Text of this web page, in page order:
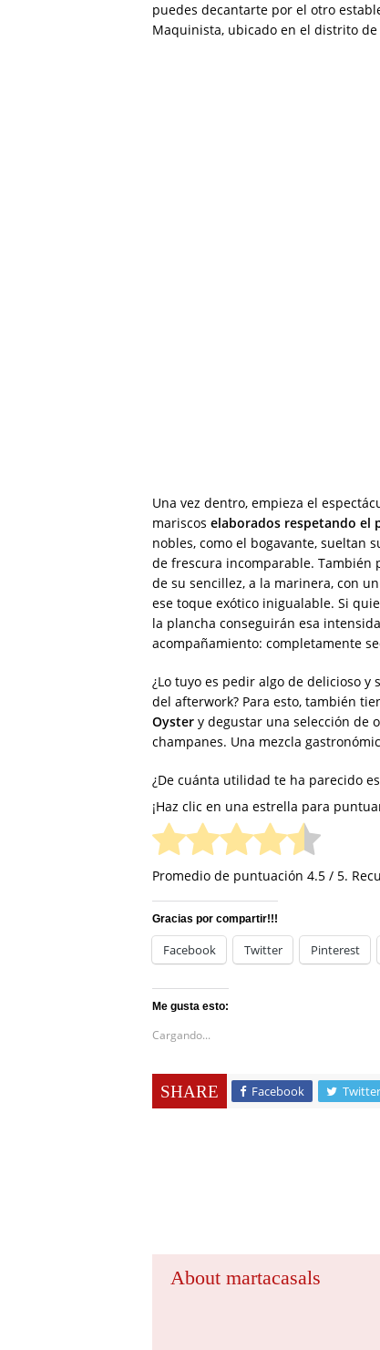
puedes decantarte por el otro
Maquinista, ubicado en el distrito de
Una vez dentro, empieza el
mariscos elaborados respetando el
nobles, como el bogavante, sueltan
de frescura incomparable. También
de su sencillez, a la marinera, con
ese toque exótico inigualable. Si
la plancha conseguirán esa
acompañamiento: completamente
¿Lo tuyo es pedir algo de delicioso
del afterwork? Para esto, también
Oyster y degustar una selección de
champanes. Una mezcla
¿De cuánta utilidad te ha parecido
¡Haz clic en una estrella para
Promedio de puntuación 4.5 / 5.
Gracias por compartir!!!
Facebook Twitter Pinterest
Me gusta esto:
Cargando...
SHARE Facebook Twitter
About martacasals